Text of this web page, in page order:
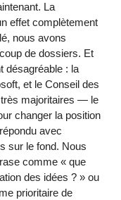
La
effet complètement
nous avons
de dossiers. Et
désagréable : la
et le Conseil des
majoritaires — le
changer la position
avec
sur le fond. Nous
comme « que
des idées ? » ou
prioritaire de